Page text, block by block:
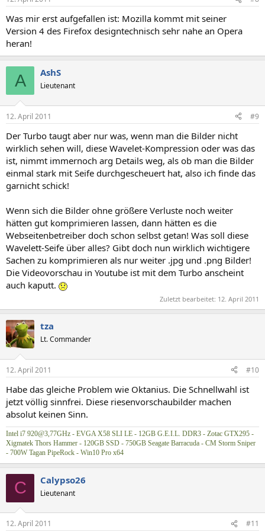
Was mir erst aufgefallen ist: Mozilla kommt mit seiner
Version 4 des Firefox designtechnisch sehr nahe an Opera
heran!
A AshS
Lieutenant
12. April 2011 #9
Der Turbo taugt aber nur was, wenn man die Bilder nicht
wirklich sehen will, diese Wavelet-Kompression oder was das
ist, nimmt immernoch arg Details weg, als ob man die Bilder
einmal stark mit Seife durchgescheuert hat, also ich finde das
garnicht schick!
Wenn sich die Bilder ohne größere Verluste noch weiter
hätten gut komprimieren lassen, dann hätten es die
Webseitenbetreiber doch schon selbst getan! Was soll diese
Wavelett-Seife über alles? Gibt doch nun wirklich wichtigere
Sachen zu komprimieren als nur weiter .jpg und .png Bilder!
Die Videovorschau in Youtube ist mit dem Turbo anscheint
auch kaputt.
Zuletzt bearbeitet: 12. April 2011
tza
Lt. Commander
12. April 2011 #10
Habe das gleiche Problem wie Oktanius. Die Schnellwahl ist
jetzt völlig sinnfrei. Diese riesenvorschaubilder machen
absolut keinen Sinn.
Intel i7 920@3,77GHz - EVGA X58 SLI LE - 12GB G.E.I.L. DDR3 - Zotac GTX295 -
Xigmatek Thors Hammer - 120GB SSD - 750GB Seagate Barracuda - CM Storm Sniper
- 700W Tagan PipeRock - Win10 Pro x64
C Calypso26
Lieutenant
12. April 2011 #11